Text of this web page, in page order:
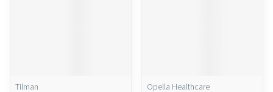
Tilman
Opella Healthcare